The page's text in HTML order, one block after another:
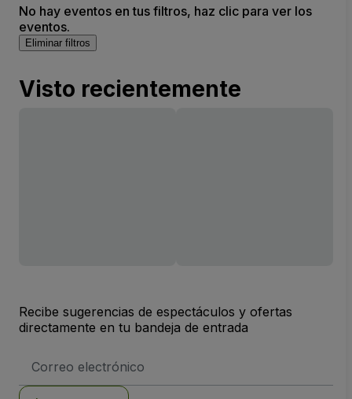
No hay eventos en tus filtros, haz clic para ver los
eventos.
Eliminar filtros
Visto recientemente
Recibe sugerencias de espectáculos y ofertas
directamente en tu bandeja de entrada
de